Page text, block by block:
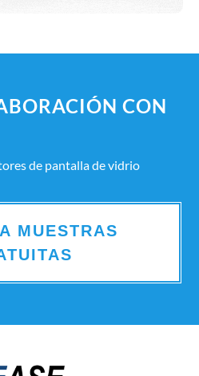
CON
de pantalla de vidrio
MUESTRAS